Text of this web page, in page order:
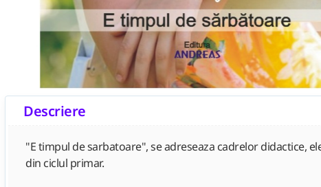
Descriere
"E timpul de sarbatoare", se adreseaza cadrelor didactice,
din ciclul primar.